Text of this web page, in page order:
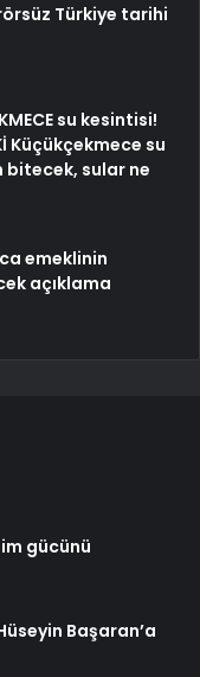
Türkiye tarihi
su kesintisi!
Küçükçekmece su
bitecek, sular ne
emeklinin
açıklama
gücünü
Başaran’a